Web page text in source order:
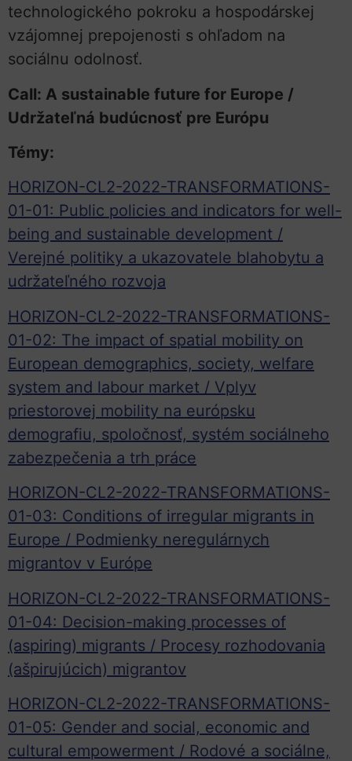
technologického pokroku a hospodárskej
vzájomnej prepojenosti s ohľadom na
sociálnu odolnosť.
Call: A sustainable future for Europe /
Udržateľná budúcnosť pre Európu
Témy:
HORIZON-CL2-2022-TRANSFORMATIONS-
01-01: Public policies and indicators for well-
being and sustainable development /
Verejné politiky a ukazovatele blahobytu a
udržateľného rozvoja
HORIZON-CL2-2022-TRANSFORMATIONS-
01-02: The impact of spatial mobility on
European demographics, society, welfare
system and labour market / Vplyv
priestorovej mobility na európsku
demografiu, spoločnosť, systém sociálneho
zabezpečenia a trh práce
HORIZON-CL2-2022-TRANSFORMATIONS-
01-03: Conditions of irregular migrants in
Europe / Podmienky neregulárnych
migrantov v Európe
HORIZON-CL2-2022-TRANSFORMATIONS-
01-04: Decision-making processes of
(aspiring) migrants / Procesy rozhodovania
(ašpirujúcich) migrantov
HORIZON-CL2-2022-TRANSFORMATIONS-
01-05: Gender and social, economic and
cultural empowerment / Rodové a sociálne,